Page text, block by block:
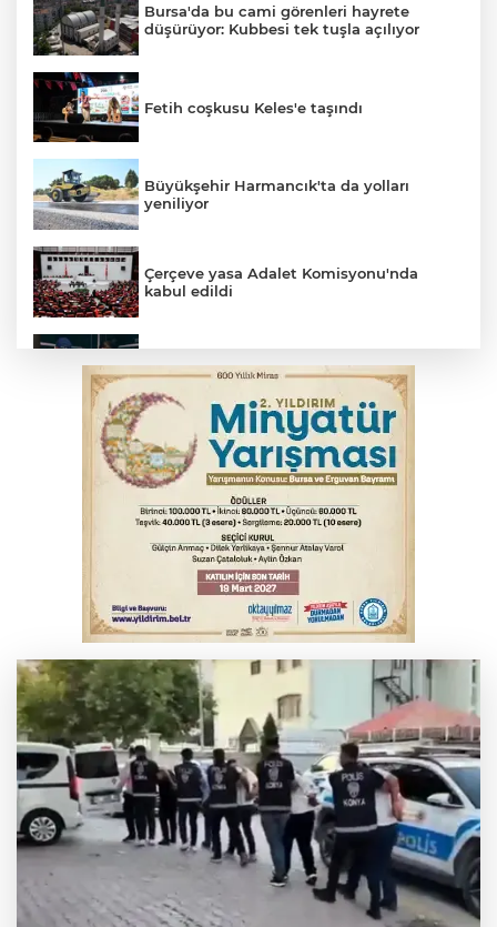
Bursa'da bu cami görenleri hayrete
düşürüyor: Kubbesi tek tuşla açılıyor
Fetih coşkusu Keles'e taşındı
Büyükşehir Harmancık'ta da yolları
yeniliyor
Çerçeve yasa Adalet Komisyonu'nda
kabul edildi
kişi tutuklandı
İnegöl’de yangın paniği! Apartmana
sıçrayan alevler söndürüldü
Serbest piyasada döviz fiyatları
Otomobil kanala uçtu: 2 yaralı